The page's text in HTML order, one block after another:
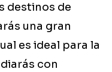
destinos de
una gran
es ideal para la
con